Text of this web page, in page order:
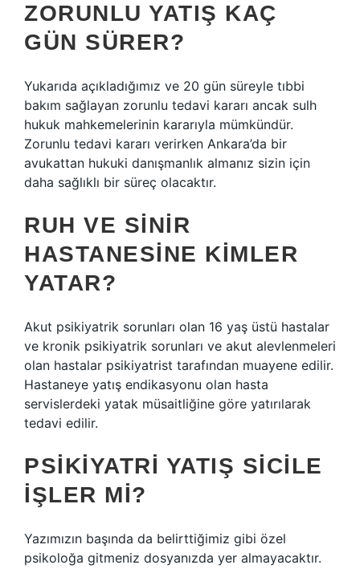
ZORUNLU YATIŞ KAÇ
GÜN SÜRER?
Yukarıda açıkladığımız ve 20 gün süreyle tıbbi
bakım sağlayan zorunlu tedavi kararı ancak sulh
hukuk mahkemelerinin kararıyla mümkündür.
Zorunlu tedavi kararı verirken Ankara’da bir
avukattan hukuki danışmanlık almanız sizin için
daha sağlıklı bir süreç olacaktır.
RUH VE SINIR
HASTANESINE KIMLER
YATAR?
Akut psikiyatrik sorunları olan 16 yaş üstü hastalar
ve kronik psikiyatrik sorunları ve akut alevlenmeleri
olan hastalar psikiyatrist tarafından muayene edilir.
Hastaneye yatış endikasyonu olan hasta
servislerdeki yatak müsaitliğine göre yatırılarak
tedavi edilir.
PSIKIYATRI YATIŞ SICILE
IŞLER MI?
Yazımızın başında da belirttiğimiz gibi özel
psikoloğa gitmeniz dosyanızda yer almayacaktır.